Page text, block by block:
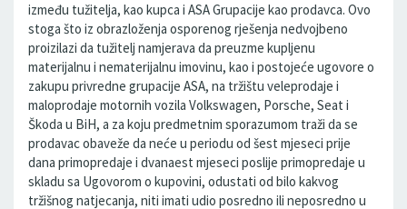
između tužitelja, kao kupca i ASA Grupacije kao prodavca. Ovo
stoga što iz obrazloženja osporenog rješenja nedvojbeno
proizilazi da tužitelj namjerava da preuzme kupljenu
materijalnu i nematerijalnu imovinu, kao i postojeće ugovore o
zakupu privredne grupacije ASA, na tržištu veleprodaje i
maloprodaje motornih vozila Volkswagen, Porsche, Seat i
Škoda u BiH, a za koju predmetnim sporazumom traži da se
prodavac obaveže da neće u periodu od šest mjeseci prije
dana primopredaje i dvanaest mjeseci poslije primopredaje u
skladu sa Ugovorom o kupovini, odustati od bilo kakvog
tržišnog natjecanja, niti imati udio posredno ili neposredno u